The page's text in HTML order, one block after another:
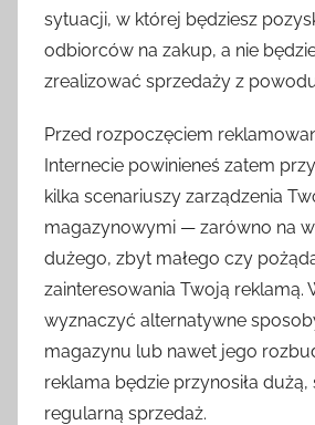
sytuacji, w której będziesz
odbiorców na zakup, a nie
zrealizować sprzedaży z
Przed rozpoczęciem
Internecie powinieneś zatem
kilka scenariuszy zarządzenia
magazynowymi — zarówno na
dużego, zbyt małego czy
zainteresowania Twoją reklamą.
wyznaczyć alternatywne
magazynu lub nawet jego
reklama będzie przynosiła dużą,
regularną sprzedaż.